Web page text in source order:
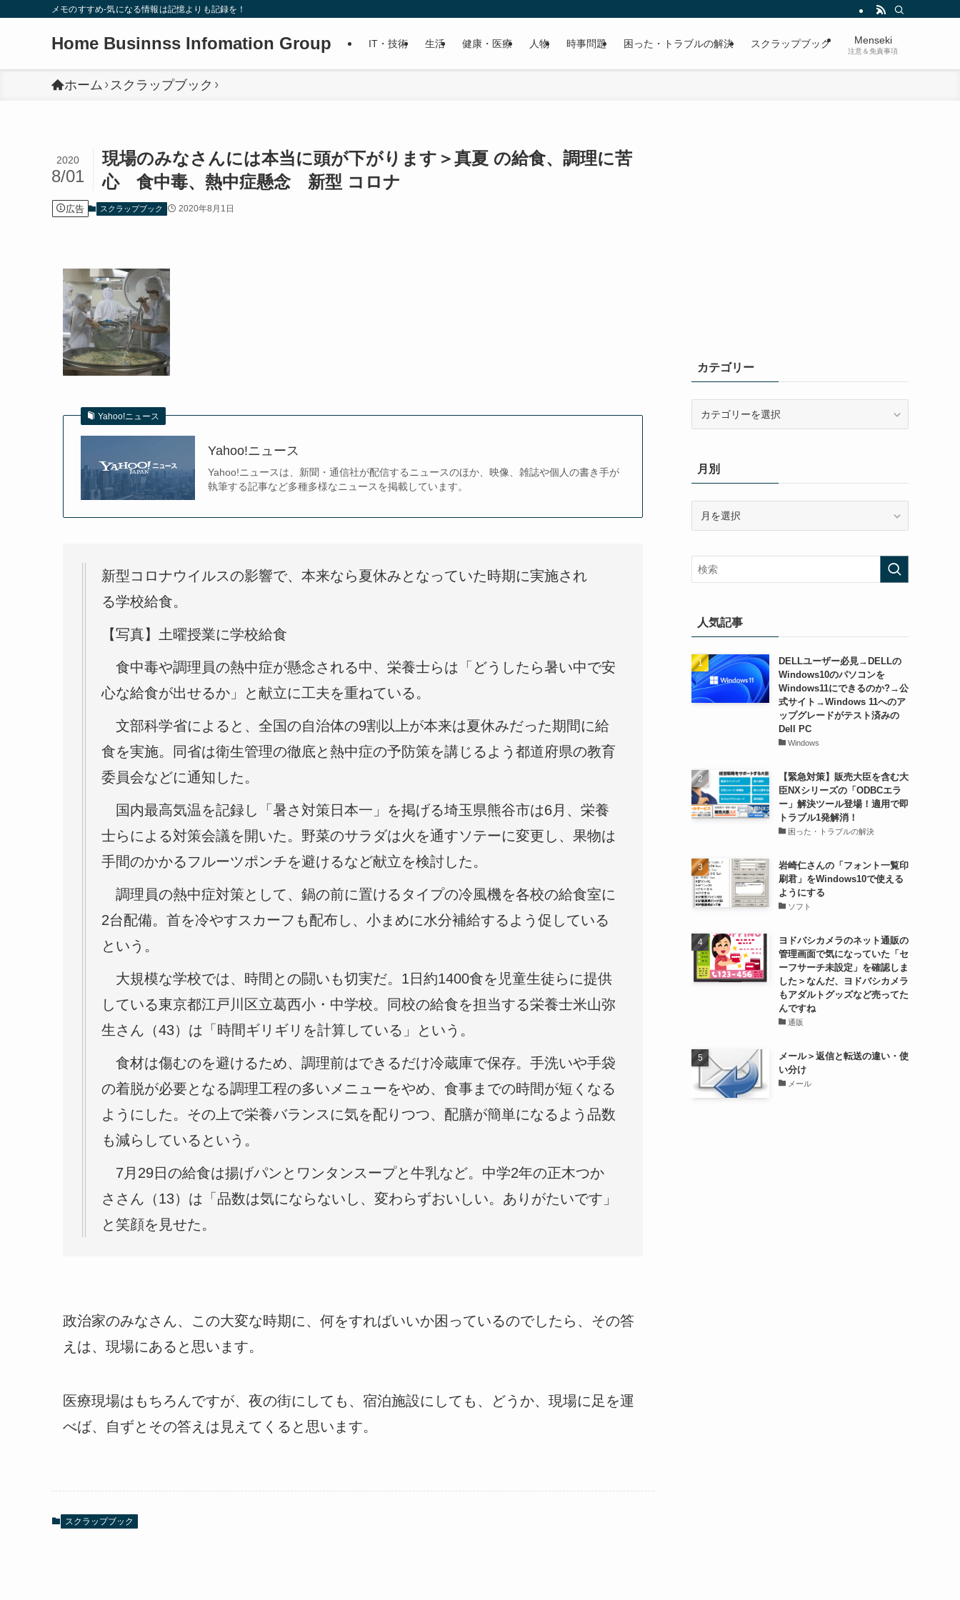
メモのすすめ-気になる情報は記憶よりも記録を！
Home Businnss Infomation Group IT・技術 生活 健康・医療 人物 時事問題 困った・トラブルの解決 スクラップブック Menseki
注意＆免責事項
ホーム スクラップブック
現場のみなさんには本当に頭が下がります＞真夏 の給食、調理に苦
心 食中毒、熱中症懸念 新型 コロナ
2020
8/01
広告 スクラップブック 2020年8月1日
Yahoo!ニュース
Yahoo!ニュース
Yahoo!ニュースは、新聞・通信社が配信するニュースのほか、映像、雑誌や個人の書き手が
執筆する記事など多種多様なニュースを掲載しています。
新型コロナウイルスの影響で、本来なら夏休みとなっていた時期に実施され
る学校給食。
【写真】土曜授業に学校給食
食中毒や調理員の熱中症が懸念される中、栄養士らは「どうしたら暑い中で安
心な給食が出せるか」と献立に工夫を重ねている。
文部科学省によると、全国の自治体の9割以上が本来は夏休みだった期間に給
食を実施。同省は衛生管理の徹底と熱中症の予防策を講じるよう都道府県の教育
委員会などに通知した。
国内最高気温を記録し「暑さ対策日本一」を掲げる埼玉県熊谷市は6月、栄養
士らによる対策会議を開いた。野菜のサラダは火を通すソテーに変更し、果物は
手間のかかるフルーツポンチを避けるなど献立を検討した。
調理員の熱中症対策として、鍋の前に置けるタイプの冷風機を各校の給食室に
2台配備。首を冷やすスカーフも配布し、小まめに水分補給するよう促している
という。
大規模な学校では、時間との闘いも切実だ。1日約1400食を児童生徒らに提供
している東京都江戸川区立葛西小・中学校。同校の給食を担当する栄養士米山弥
生さん（43）は「時間ギリギリを計算している」という。
食材は傷むのを避けるため、調理前はできるだけ冷蔵庫で保存。手洗いや手袋
の着脱が必要となる調理工程の多いメニューをやめ、食事までの時間が短くなる
ようにした。その上で栄養バランスに気を配りつつ、配膳が簡単になるよう品数
も減らしているという。
7月29日の給食は揚げパンとワンタンスープと牛乳など。中学2年の正木つか
ささん（13）は「品数は気にならないし、変わらずおいしい。ありがたいです」
と笑顔を見せた。
政治家のみなさん、この大変な時期に、何をすればいいか困っているのでしたら、その答
えは、現場にあると思います。
医療現場はもちろんですが、夜の街にしても、宿泊施設にしても、どうか、現場に足を運
べば、自ずとその答えは見えてくると思います。
スクラップブック
カテゴリー
ー月別
人気記事
DELLユーザー必見→DELLの
Windows10のパソコンを
Windows11にできるのか?→公
式サイト→Windows 11へのア
ップグレードがテスト済みの
Dell PC
Windows
【緊急対策】販売大臣を含む大
臣NXシリーズの「ODBCエラ
ー」解決ツール登場！適用で即
トラブル1発解消！
困った・トラブルの解決
岩崎仁さんの「フォント一覧印
刷君」をWindows10で使える
ようにする
ソフト
ヨドバシカメラのネット通販の
管理画面で気になっていた「セ
ーフサーチ未設定」を確認しま
した＞なんだ、ヨドバシカメラ
もアダルトグッズなど売ってた
んですね
通販
メール＞返信と転送の違い・使
い分け
メール